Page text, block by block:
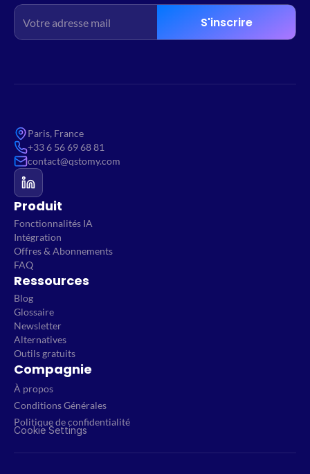
S'inscrire
Paris, France
+33 6 56 69 68 81
contact@qstomy.com
Produit
Fonctionnalités IA
Intégration
Offres & Abonnements
FAQ
Ressources
Blog
Glossaire
Newsletter
Alternatives
Outils gratuits
Compagnie
À propos
Conditions Générales
Politique de confidentialité
Cookie Settings